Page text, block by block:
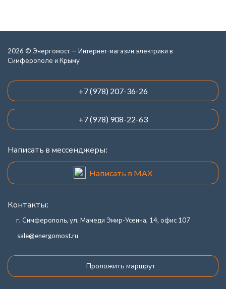
2026 © Энергомост — Интернет-магазин электрики в
Симферополе и Крыму
+7 (978) 207-36-26
+7 (978) 908-22-63
Написать в мессенджеры:
Написать в MAX
Контакты:
г. Симферополь, ул. Мамеди Эмир-Усеина, 14, офис 107
sale@energomost.ru
Проложить маршрут